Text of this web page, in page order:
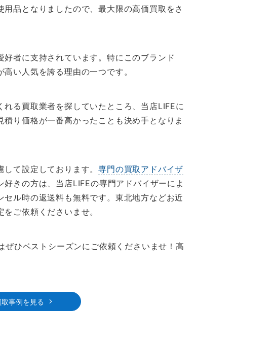
品となりましたので、最大限の高価買取をさ
者に支持されています。特にこのブランド
い人気を誇る理由の一つです。
る買取業者を探していたところ、当店LIFEに
り価格が一番高かったことも決め手となりま
して設定しております。専門の買取アドバイザ
きの方は、当店LIFEの専門アドバイザーによ
ル時の返送料も無料です。東北地方などお近
ご依頼くださいませ。
ひベストシーズンにご依頼くださいませ！高
事例を見る